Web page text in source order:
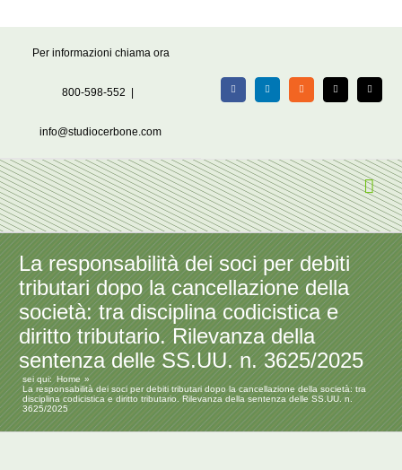
Per informazioni chiama ora
800-598-552
info@studiocerbone.com
FacebookLinkedIn Rss X Email
La responsabilità dei soci per debiti
tributari dopo la cancellazione della
società: tra disciplina codicistica e
diritto tributario. Rilevanza della
sentenza delle SS.UU. n. 3625/2025
sei qui:
Home
La responsabilità dei soci per debiti tributari dopo la cancellazione della società: tra
disciplina codicistica e diritto tributario. Rilevanza della sentenza delle SS.UU. n.
3625/2025